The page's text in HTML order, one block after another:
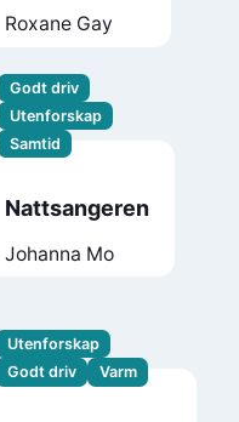
Roxane Gay
Godt driv
Utenforskap
Samtid
Nattsangeren
Johanna Mo
Utenforskap
Godt driv
Varm